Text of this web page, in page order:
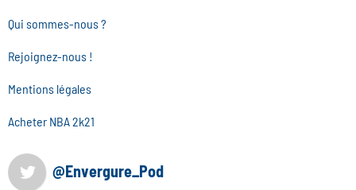
Qui sommes-nous ?
Rejoignez-nous !
Mentions légales
Acheter NBA 2k21
@Envergure_Pod